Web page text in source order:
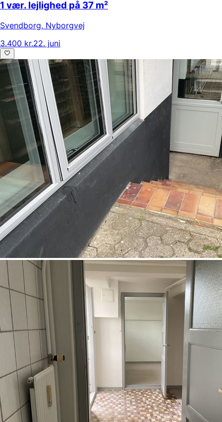
1 vær. lejlighed på 37 m²
Svendborg, Nyborgvej
3.400 kr.22. juni